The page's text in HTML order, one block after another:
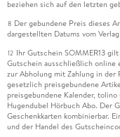
beziehen sich auf den letzten
8 Der gebundene Preis dieses
dargestellten Datums vom
12 Ihr Gutschein SOMMER13
Gutschein ausschließlich online
zur Abholung mit Zahlung in
gesetzlich preisgebundene
preisgebundene Kalender,
Hugendubel Hörbuch Abo. Der
Geschenkkarten kombinierbar.
und der Handel des